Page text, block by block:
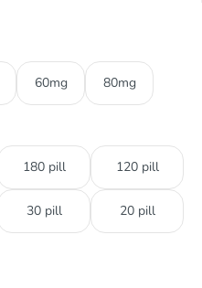
60mg 80mg
180 pill 120 pill
30 pill 20 pill